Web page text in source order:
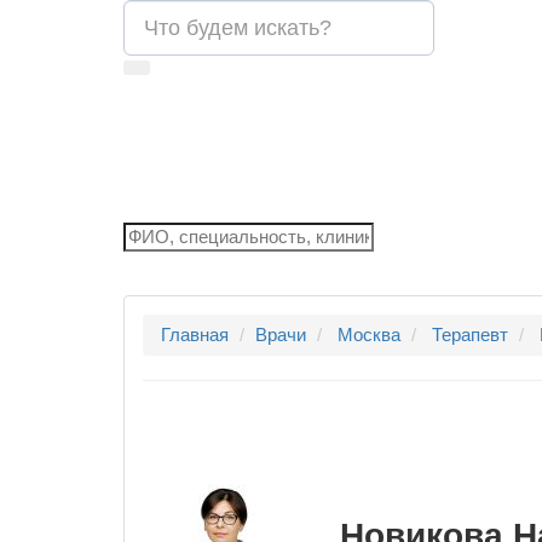
Главная
Врачи Москва Терапевт